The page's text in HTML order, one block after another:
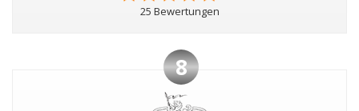
25 Bewertungen
8